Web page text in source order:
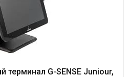
терминал G-SENSE Juniour,